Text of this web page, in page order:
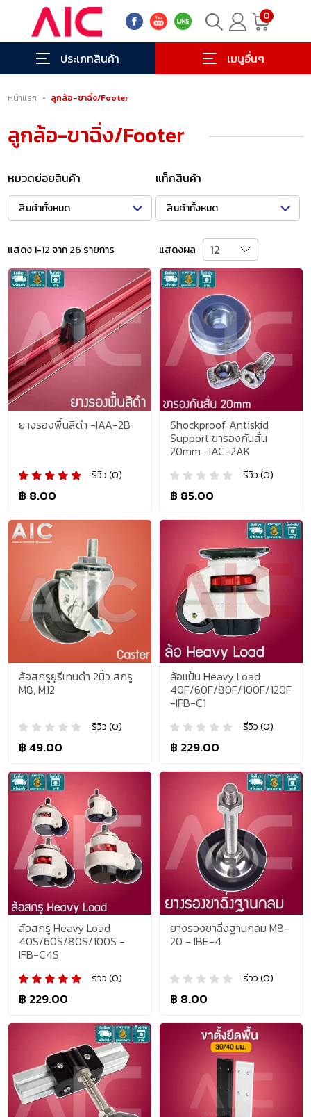
0
ประเภทสินค้า เมนูอื่นๆ
หน้าแรก • ลูกล้อ-ขาฉิ่ง/Footer
ลูกล้อ-ขาฉิ่ง/Footer
หมวดย่อยสินค้า
สินค้าทั้งหมด
แท็กสินค้า
สินค้าทั้งหมด
แสดง 1-12 จาก 26 รายการ แสดงผล
ยางรองพื้นสีดำ -IAA-2B
รีวิว (0)
฿ 8.00
Shockproof Antiskid
Support ขารองกันสั่น
20mm -IAC-2AK
รีวิว (0)
฿ 85.00
ล้อสกรูยูรีเทนดำ 2นิ้ว สกรู
M8, M12
รีวิว (0)
฿ 49.00
ล้อแป้น Heavy Load
40F/60F/80F/100F/120F
-IFB-C1
รีวิว (0)
฿ 229.00
ล้อสกรู Heavy Load
40S/60S/80S/100S -
IFB-C4S
รีวิว (0)
฿ 229.00
ยางรองขาฉิ่งฐานกลม M8-
20 - IBE-4
รีวิว (0)
฿ 8.00